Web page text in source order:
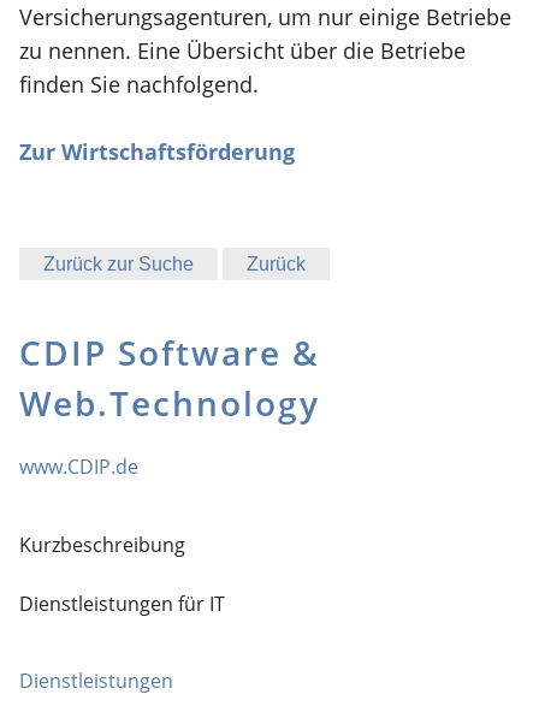
Versicherungsagenturen, um nur einige Betriebe
zu nennen. Eine Übersicht über die Betriebe
finden Sie nachfolgend.
Zur Wirtschaftsförderung
Zurück zur Suche Zurück
CDIP Software &
Web.Technology
www.CDIP.de
Kurzbeschreibung
Dienstleistungen für IT
Dienstleistungen